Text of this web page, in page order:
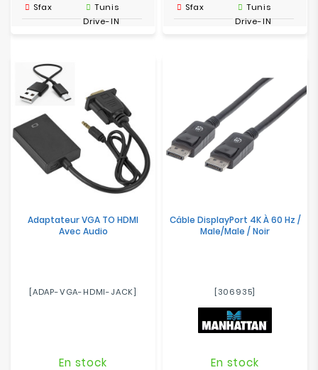
Sfax
Tunis
Drive-IN
Sfax
Tunis
Drive-IN
Adaptateur VGA TO HDMI
Avec Audio
[ADAP-VGA-HDMI-JACK]
En stock
Câble DisplayPort 4K À 60 Hz /
Male/Male / Noir
[306935]
En stock